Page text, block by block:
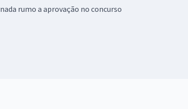
rumo a aprovação no concurso